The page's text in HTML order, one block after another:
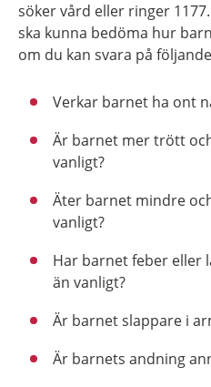
söker vård eller ringer
ska kunna bedöma hur
om du kan svara på
Verkar barnet ha ont
Är barnet mer trött
vanligt?
Äter barnet mindre
vanligt?
Har barnet feber eller
än vanligt?
Är barnet slappare i
Är barnets andning